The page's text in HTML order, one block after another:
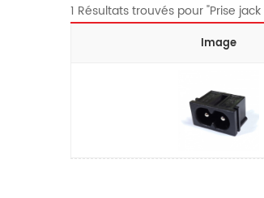
1 Résultats trouvés pour "Prise
Image